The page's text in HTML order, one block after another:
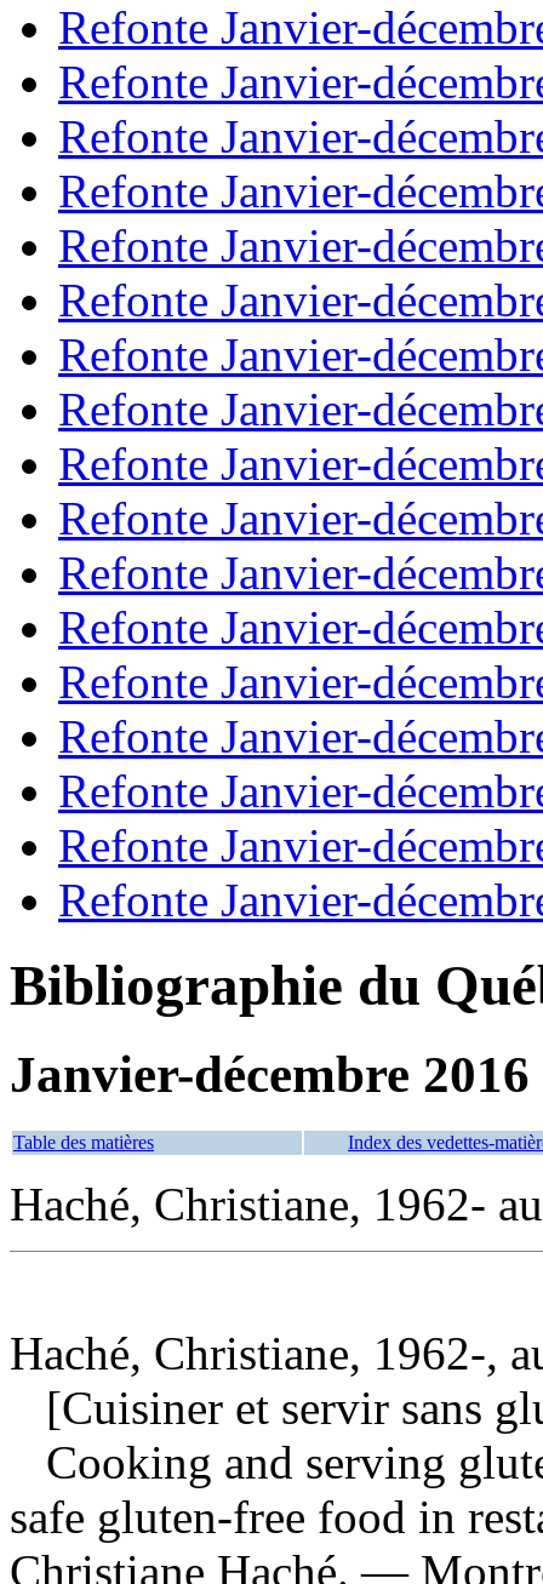
Refonte Janvier-
Refonte Janvier-
Refonte Janvier-
Refonte Janvier-
Refonte Janvier-
Refonte Janvier-
Refonte Janvier-
Refonte Janvier-
Refonte Janvier-
Refonte Janvier-
Refonte Janvier-
Refonte Janvier-
Refonte Janvier-
Refonte Janvier-
Refonte Janvier-
Refonte Janvier-
Refonte Janvier-
Bibliographie du
Janvier-décembre 2016
Table des matières Index des vedettes-
Haché, Christiane, 1962-
Haché, Christiane, 1962-,
[Cuisiner et servir sans
Cooking and serving
safe gluten-free food in
Christiane Haché. —